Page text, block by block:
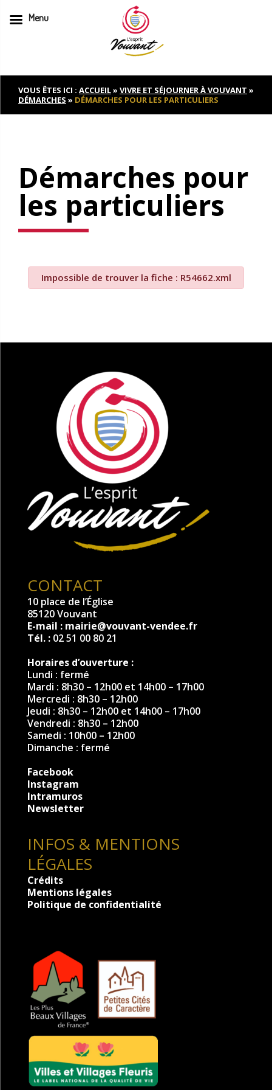
to
contentVOUS ÊTES ICI : ACCUEIL» VIVRE ET SÉJOURNER À VOUVANT »
DÉMARCHES » DÉMARCHES POUR LES PARTICULIERS
Démarches pour
les particuliers
Impossible de trouver la fiche : R54662.xml
CONTACT
10 place de l’Église
85120 Vouvant
E-mail : mairie@vouvant-vendee.fr
Tél. : 02 51 00 80 21
Horaires d’ouverture :
Lundi : fermé
Mardi : 8h30 – 12h00 et 14h00 – 17h00
Mercredi : 8h30 – 12h00
Jeudi : 8h30 – 12h00 et 14h00 – 17h00
Vendredi : 8h30 – 12h00
Samedi : 10h00 – 12h00
Dimanche : fermé
Facebook
Instagram
Intramuros
Newsletter
INFOS & MENTIONS
LÉGALES
Crédits
Mentions légales
Politique de confidentialité
Menu